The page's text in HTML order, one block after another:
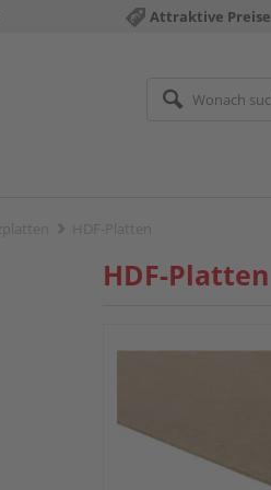
Attraktive Preise
HDF-Platten